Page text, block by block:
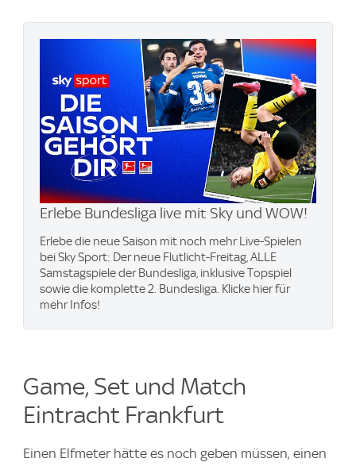
Erlebe Bundesliga live mit Sky und WOW​!
Erlebe die neue Saison mit noch mehr Live-Spielen
bei Sky Sport: Der neue Flutlicht-Freitag, ALLE
Samstagspiele der Bundesliga, inklusive Topspiel
sowie die komplette 2. Bundesliga. Klicke hier für
mehr Infos!
Game, Set und Match
Eintracht Frankfurt
Einen Elfmeter hätte es noch geben müssen, einen